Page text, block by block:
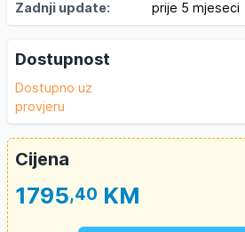
Zadnji update:
prije 5 mjeseci
Dostupnost
Dostupno uz
provjeru
Cijena
1795,40 KM